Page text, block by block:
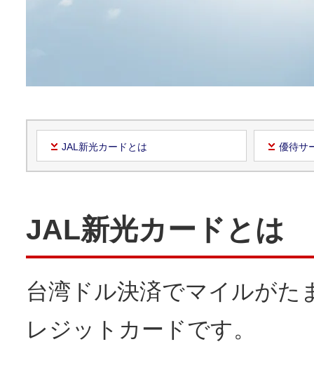
JAL新光カードとは 優待サ
JAL新光カードとは
台湾ドル決済でマイルがた
レジットカードです。